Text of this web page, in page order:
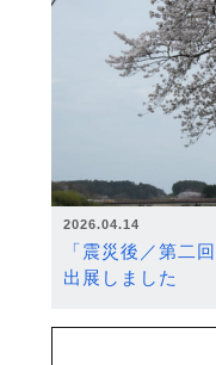
2026.04.14
「震災後／第二
出展しました